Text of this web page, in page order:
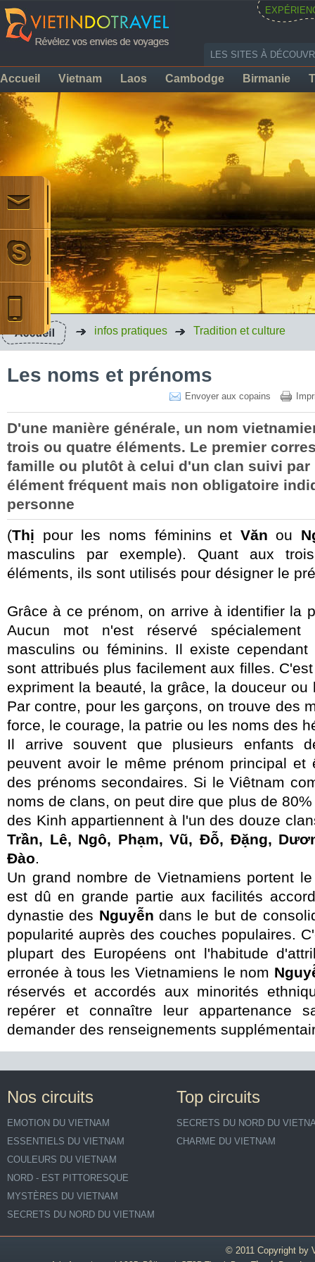
LES SITES À
Accueil Vietnam Laos Cambodge Birmanie
infos pratiques Tradition et culture
Les noms et prénoms
Envoyer aux copains
D'une manière générale, un nom
trois ou quatre éléments. Le premier
famille ou plutôt à celui d'un clan suivi par
élément fréquent mais non obligatoire
personne
(Thị pour les noms féminins et Văn ou
masculins par exemple). Quant aux
éléments, ils sont utilisés pour désigner le
Grâce à ce prénom, on arrive à identifier la
Aucun mot n'est réservé spécialement
masculins ou féminins. Il existe
sont attribués plus facilement aux filles.
expriment la beauté, la grâce, la douceur ou
Par contre, pour les garçons, on trouve des
force, le courage, la patrie ou les noms des
Il arrive souvent que plusieurs enfants
peuvent avoir le même prénom principal et
des prénoms secondaires. Si le Viêtnam
noms de clans, on peut dire que plus de
des Kinh appartiennent à l'un des douze
Trần, Lê, Ngô, Phạm, Vũ, Ðỗ, Ðặng,
Ðào.
Un grand nombre de Vietnamiens portent
est dû en grande partie aux facilités
dynastie des Nguyễn dans le but de
popularité auprès des couches populaires.
plupart des Européens ont l'habitude
erronée à tous les Vietnamiens le nom
réservés et accordés aux minorités
repérer et connaître leur appartenance
demander des renseignements
Nos circuits
EMOTION DU VIETNAM
ESSENTIELS DU VIETNAM
COULEURS DU VIETNAM
NORD - EST PITTORESQUE
MYSTÈRES DU VIETNAM
SECRETS DU NORD DU VIETNAM
Top circuits
SECRETS DU NORD DU
CHARME DU VIETNAM
© 2011 Copyright by